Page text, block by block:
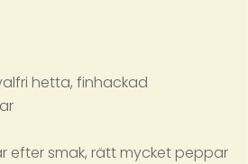
hetta, finhackad
efter smak, rätt mycket peppar